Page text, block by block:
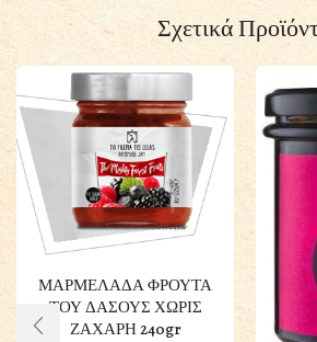
Σχετικά
ΜΑΡΜΕΛΑΔΑ ΦΡΟΥΤΑ
ΤΟΥ ΔΑΣΟΥΣ ΧΩΡΙΣ
ΖΑΧΑΡΗ 240gr